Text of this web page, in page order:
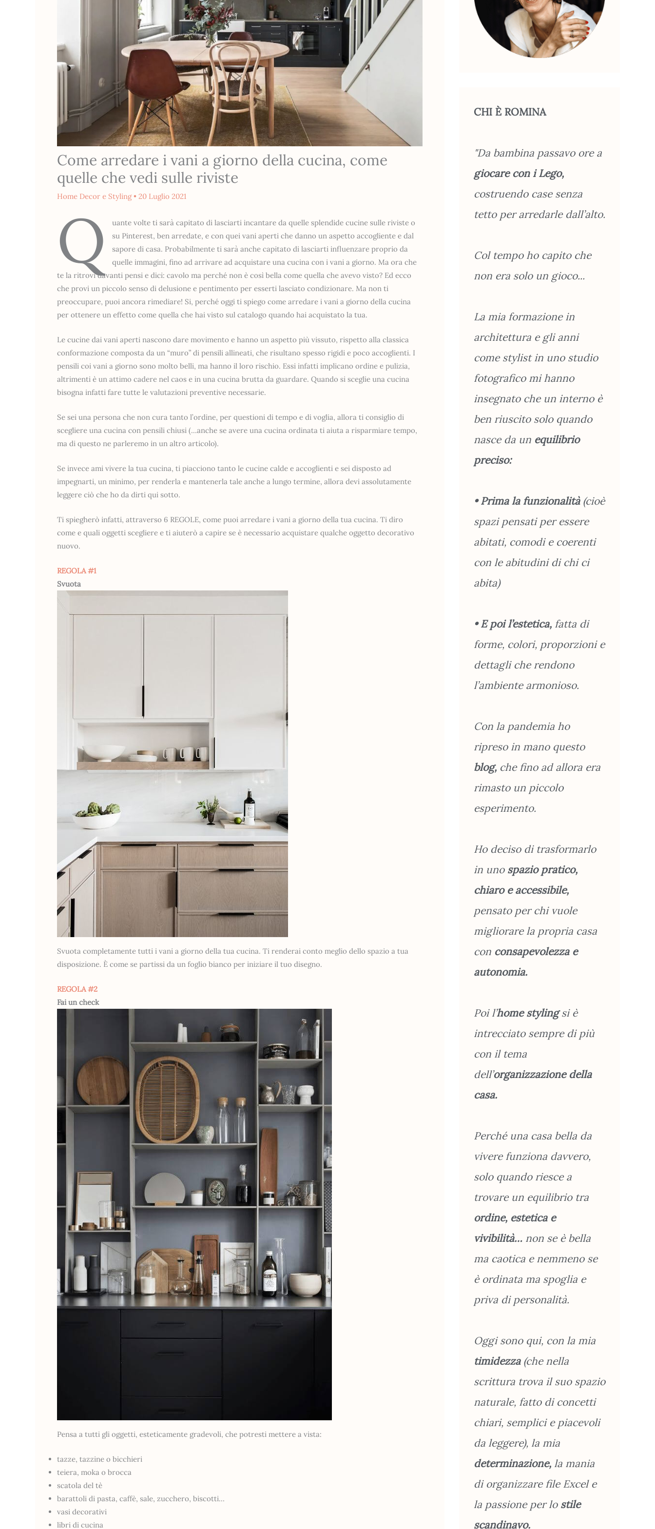
Come arredare i vani a giorno della cucina, come
quelle che vedi sulle riviste
Home Decor e Styling• 20 Luglio 2021
Q
uante volte ti sarà capitato di lasciarti incantare da quelle splendide cucine sulle riviste o
su Pinterest, ben arredate, e con quei vani aperti che danno un aspetto accogliente e dal
sapore di casa. Probabilmente ti sarà anche capitato di lasciarti influenzare proprio da
quelle immagini, fino ad arrivare ad acquistare una cucina con i vani a giorno. Ma ora che
te la ritrovi davanti pensi e dici: cavolo ma perché non è così bella come quella che avevo visto? Ed ecco
che provi un piccolo senso di delusione e pentimento per esserti lasciato condizionare. Ma non ti
preoccupare, puoi ancora rimediare! Si, perché oggi ti spiego come arredare i vani a giorno della cucina
per ottenere un effetto come quella che hai visto sul catalogo quando hai acquistato la tua.
Le cucine dai vani aperti nascono dare movimento e hanno un aspetto più vissuto, rispetto alla classica
conformazione composta da un “muro” di pensili allineati, che risultano spesso rigidi e poco accoglienti. I
pensili coi vani a giorno sono molto belli, ma hanno il loro rischio. Essi infatti implicano ordine e pulizia,
altrimenti è un attimo cadere nel caos e in una cucina brutta da guardare. Quando si sceglie una cucina
bisogna infatti fare tutte le valutazioni preventive necessarie.
Se sei una persona che non cura tanto l’ordine, per questioni di tempo e di voglia, allora ti consiglio di
scegliere una cucina con pensili chiusi (…anche se avere una cucina ordinata ti aiuta a risparmiare tempo,
ma di questo ne parleremo in un altro articolo).
Se invece ami vivere la tua cucina, ti piacciono tanto le cucine calde e accoglienti e sei disposto ad
impegnarti, un minimo, per renderla e mantenerla tale anche a lungo termine, allora devi assolutamente
leggere ciò che ho da dirti qui sotto.
Ti spiegherò infatti, attraverso 6 REGOLE, come puoi arredare i vani a giorno della tua cucina. Ti diro
come e quali oggetti scegliere e ti aiuterò a capire se è necessario acquistare qualche oggetto decorativo
nuovo.
REGOLA #1
Svuota
Svuota completamente tutti i vani a giorno della tua cucina. Ti renderai conto meglio dello spazio a tua
disposizione. È come se partissi da un foglio bianco per iniziare il tuo disegno.
REGOLA #2
Fai un check
Pensa a tutti gli oggetti, esteticamente gradevoli, che potresti mettere a vista:
tazze, tazzine o bicchieri
teiera, moka o brocca
scatola del tè
barattoli di pasta, caffè, sale, zucchero, biscotti…
vasi decorativi
libri di cucina
CHI È ROMINA
"Da bambina passavo ore a
giocare con i Lego,
costruendo case senza
tetto per arredarle dall’alto.
Col tempo ho capito che
non era solo un gioco...
La mia formazione in
architettura e gli anni
come stylist in uno studio
fotografico mi hanno
insegnato che un interno è
ben riuscito solo quando
nasce da un equilibrio
preciso:
• Prima la funzionalità(cioè
spazi pensati per essere
abitati, comodi e coerenti
con le abitudini di chi ci
abita)
• E poi l’estetica, fatta di
forme, colori, proporzioni e
dettagli che rendono
l’ambiente armonioso.
Con la pandemia ho
ripreso in mano questo
blog, che fino ad allora era
rimasto un piccolo
esperimento.
Ho deciso di trasformarlo
in unospazio pratico,
chiaro e accessibile,
pensato per chi vuole
migliorare la propria casa
con consapevolezza e
autonomia.
Poi l’home stylingsi è
intrecciato sempre di più
con il tema
dell’organizzazione della
casa.
Perché una casa bella da
vivere funziona davvero,
solo quando riesce a
trovare un equilibrio tra
ordine, estetica e
vivibilità… non se è bella
ma caotica e nemmeno se
è ordinata ma spoglia e
priva di personalità.
Oggi sono qui, con la mia
timidezza (che nella
scrittura trova il suo spazio
naturale, fatto di concetti
chiari, semplici e piacevoli
da leggere), la mia
determinazione, la mania
di organizzare file Excel e
la passione per lo stile
scandinavo.